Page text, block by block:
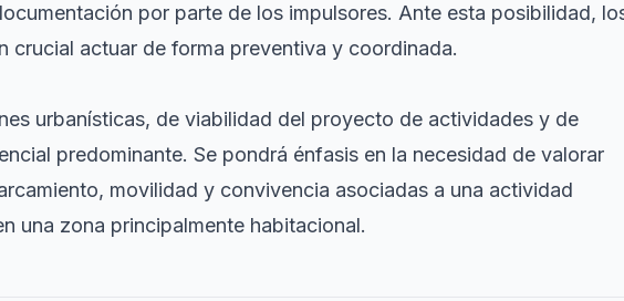
por parte de los impulsores. Ante esta posibilidad,
crucial actuar de forma preventiva y coordinada.
urbanísticas, de viabilidad del proyecto de actividades y de
predominante. Se pondrá énfasis en la necesidad de valorar
movilidad y convivencia asociadas a una actividad
una zona principalmente habitacional.